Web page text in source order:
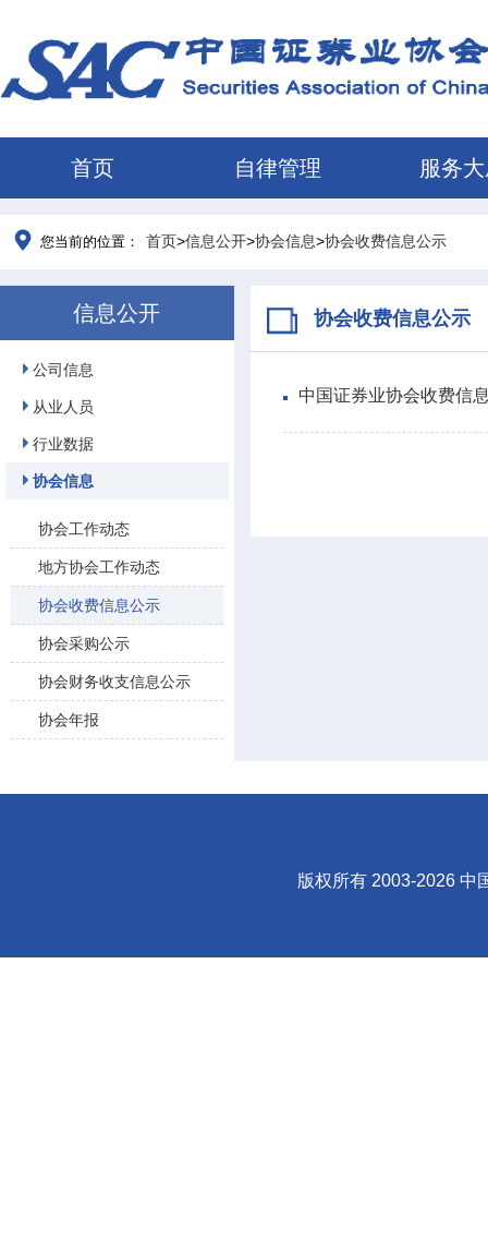
首页 自律管理 服务
您当前的位置： 首页>信息公开>协会信息>协会收费信息公示
信息公开
公司信息
从业人员
行业数据
协会信息
协会工作动态
地方协会工作动态
协会收费信息公示
协会采购公示
协会财务收支信息公示
协会年报
协会收费信息公示
中国证券业协会收费信
版权所有 2003-2026 中